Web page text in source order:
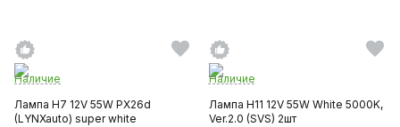
Наличие
Лампа H7 12V 55W PX26d
(LYNXauto) super white
Наличие
Лампа H11 12V 55W White 5000K,
Ver.2.0 (SVS) 2шт